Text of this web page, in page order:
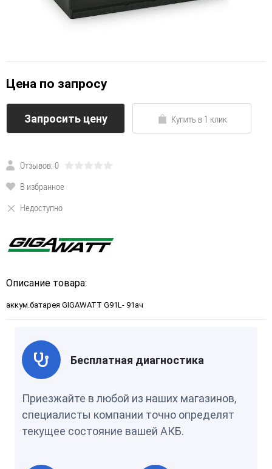
Цена по запросу
Запросить цену Купить в 1 клик
Отзывов: 0
В избранное
Недоступно
Описание товара:
аккум.батарея GIGAWATT G91L- 91ач
Бесплатная диагностика
Приезжайте в любой из наших магазинов,
специалисты компании точно определят
текущее состояние вашей АКБ.